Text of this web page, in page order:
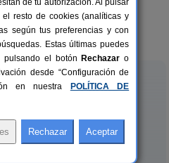
5 pers.
desde 60 €
Las Embelgas
(La Palma)
de tu autorización. Al pulsar
el resto de cookies (analíticas y
según tus preferencias y con
Estas últimas puedes
pulsando el botón Rechazar o
desde “Configuración de
en nuestra
POLÍTICA DE